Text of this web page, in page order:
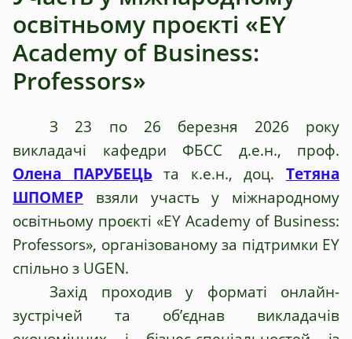
освітньому проєкті «EY
Academy of Business:
Professors»
З 23 по 26 березня 2026 року
викладачі кафедри ФБСС д.е.н., проф.
Олена ПАРУБЕЦЬта к.е.н., доц.Тетяна
ШПОМЕР взяли участь у міжнародному
освітньому проєкті «EY Academy of Business:
Professors», організованому за підтримки EY
спільно з UGEN.
Захід проходив у форматі онлайн-
зустрічей та об’єднав викладачів